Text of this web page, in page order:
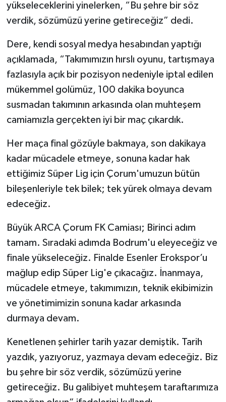
yükseleceklerini yinelerken, “Bu şehre bir söz
verdik, sözümüzü yerine getireceğiz” dedi.
Dere, kendi sosyal medya hesabından yaptığı
açıklamada, “Takımımızın hırslı oyunu, tartışmaya
fazlasıyla açık bir pozisyon nedeniyle iptal edilen
mükemmel golümüz, 100 dakika boyunca
susmadan takımının arkasında olan muhteşem
camiamızla gerçekten iyi bir maç çıkardık.
Her maça final gözüyle bakmaya, son dakikaya
kadar mücadele etmeye, sonuna kadar hak
ettiğimiz Süper Lig için Çorum'umuzun bütün
bileşenleriyle tek bilek; tek yürek olmaya devam
edeceğiz.
Büyük ARCA Çorum FK Camiası; Birinci adım
tamam. Sıradaki adımda Bodrum'u eleyeceğiz ve
finale yükseleceğiz. Finalde Esenler Erokspor’u
mağlup edip Süper Lig'e çıkacağız. İnanmaya,
mücadele etmeye, takımımızın, teknik ekibimizin
ve yönetimimizin sonuna kadar arkasında
durmaya devam.
Kenetlenen şehirler tarih yazar demiştik. Tarih
yazdık, yazıyoruz, yazmaya devam edeceğiz. Biz
bu şehre bir söz verdik, sözümüzü yerine
getireceğiz. Bu galibiyet muhteşem taraftarımıza